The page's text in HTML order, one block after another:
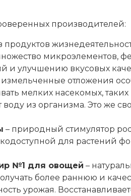
производителей:
продуктов
микроэлементов,
и улучшению вкусовых
измельченные отложения
мелких насекомых,
из организма. Это же
– природный стимулятор
для растений
№1 для овощей –
более раннюю и
урожая.